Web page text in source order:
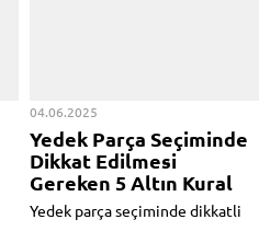
04.06.2025
Yedek Parça Seçiminde
Dikkat Edilmesi
Gereken 5 Altın Kural
Yedek parça seçiminde dikkatli